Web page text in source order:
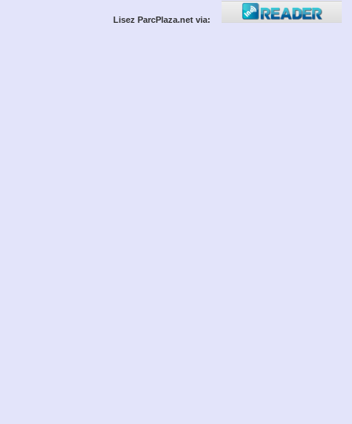
Lisez ParcPlaza.net via: